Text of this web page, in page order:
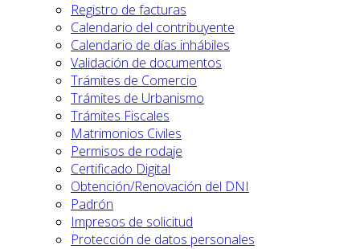
Registro de facturas
Calendario del contribuyente
Calendario de días inhábiles
Validación de documentos
Trámites de Comercio
Trámites de Urbanismo
Trámites Fiscales
Matrimonios Civiles
Permisos de rodaje
Certificado Digital
Obtención/Renovación del DNI
Padrón
Impresos de solicitud
Protección de datos personales